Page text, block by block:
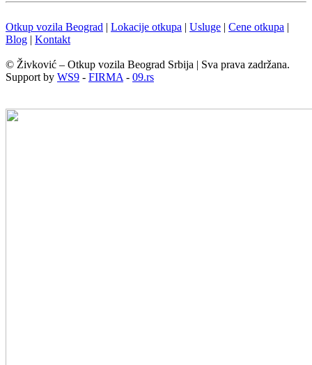
Otkup vozila Beograd | Lokacije otkupa | Usluge | Cene otkupa |
Blog | Kontakt
© Živković – Otkup vozila Beograd Srbija | Sva prava zadržana.
Support by WS9 - FIRMA - 09.rs